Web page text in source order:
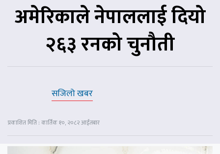
अमेरिकाले नेपाललाई दियो
२६३ रनको चुनौती
सजिलो खबर
प्रकाशित मिति : कार्तिक १०, २०८२ आईतबार